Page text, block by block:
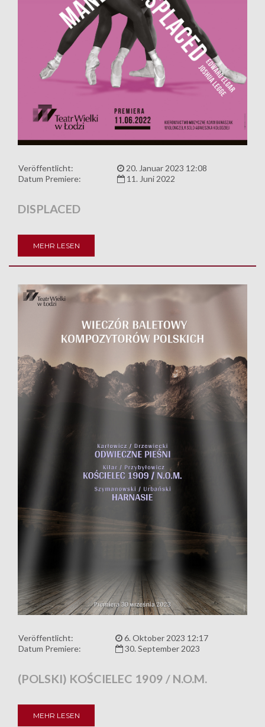
Veröffentlicht:
20. Januar 2023 12:08
Datum Premiere:
11. Juni 2022
DISPLACED
MEHR LESEN
Veröffentlicht:
6. Oktober 2023 12:17
Datum Premiere:
30. September 2023
(POLSKI) KOŚCIELEC 1909 / N.O.M.
MEHR LESEN